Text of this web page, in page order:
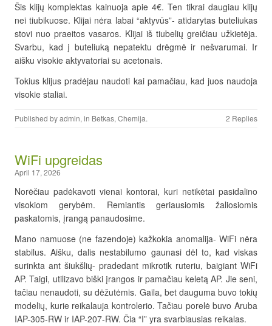
Šis klijų komplektas kainuoja apie 4€. Ten tikrai daugiau klijų
nei tiubikuose. Klijai nėra labai “aktyvūs”- atidarytas buteliukas
stovi nuo praeitos vasaros. Klijai iš tiubelių greičiau užkietėja.
Svarbu, kad į buteliuką nepatektu drėgmė ir nešvarumai. Ir
aišku visokie aktyvatoriai su acetonais.
Tokius klijus pradėjau naudoti kai pamačiau, kad juos naudoja
visokie staliai.
Published byadmin, in Betkas, Chemija. 2 Replies
WiFi upgreidas
April 17, 2026
Norėčiau padėkavoti vienai kontorai, kuri netikėtai pasidalino
visokiom gerybėm. Remiantis geriausiomis žaliosiomis
paskatomis, įrangą panaudosime.
Mano namuose (ne fazendoje) kažkokia anomalija- WiFi nėra
stabilus. Aišku, dalis nestabilumo gaunasi dėl to, kad viskas
surinkta ant šiukšlių- pradedant mikrotik ruteriu, baigiant WiFi
AP. Taigi, utilizavo biški įrangos ir pamačiau keletą AP. Jie seni,
tačiau nenaudoti, su dėžutėmis. Gaila, bet dauguma buvo tokių
modelių, kurie reikalauja kontrolerio. Tačiau porelė buvo Aruba
IAP-305-RW ir IAP-207-RW. Čia “I” yra svarbiausias reikalas.